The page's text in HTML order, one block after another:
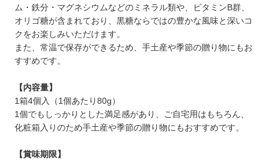
ム・鉄分・マグネシウムなどのミネラル類や、ビタミンB群、
オリゴ糖が含まれており、黒糖ならではの豊かな風味と深いコ
クをお楽しみいただけます。
また、常温で保存ができるため、手土産や季節の贈り物にもお
すすめです。
【内容量】
1箱4個入（1個あたり80g）
1個でもしっかりとした満足感があり、ご自宅用はもちろん、
化粧箱入りのため手土産や季節の贈り物にもおすすめです。
【賞味期限】